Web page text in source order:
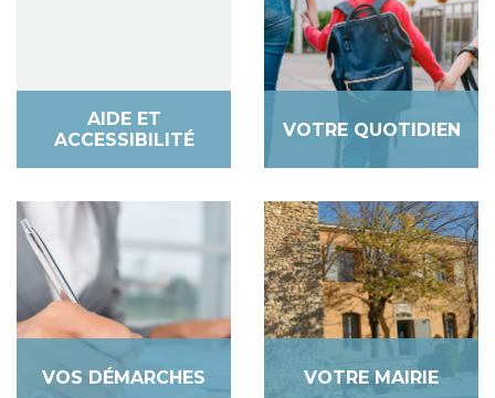
AIDE ET
ACCESSIBILITÉ
VOTRE QUOTIDIEN
VOS DÉMARCHES VOTRE MAIRIE